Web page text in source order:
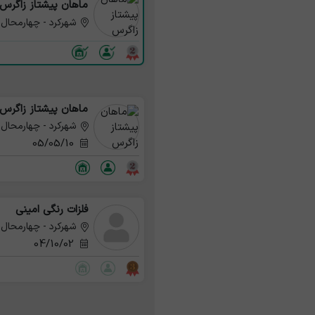
ماهان پیشتاز زاگرس
شهرکرد -
ماهان پیشتاز زاگرس
شهرکرد -
فلزات رنگی امینی
شهرکرد -